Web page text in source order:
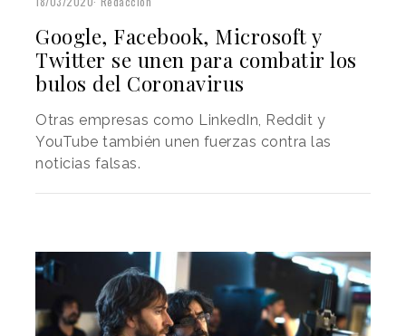
Google, Facebook, Microsoft y
Twitter se unen para combatir los
bulos del Coronavirus
Otras empresas como LinkedIn, Reddit y
YouTube también unen fuerzas contra las
noticias falsas.